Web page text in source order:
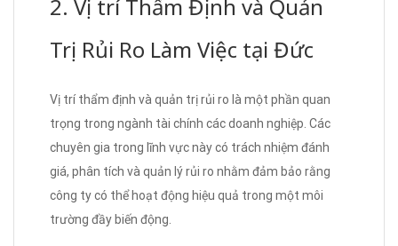
2. Vị trí Thẩm Định và Quản
Trị Rủi Ro Làm Việc tại Đức
Vị trí thẩm định và quản trị rủi ro là một phần quan
trọng trong ngành tài chính các doanh nghiệp. Các
chuyên gia trong lĩnh vực này có trách nhiệm đánh
giá, phân tích và quản lý rủi ro nhằm đảm bảo rằng
công ty có thể hoạt động hiệu quả trong một môi
trường đầy biến động.